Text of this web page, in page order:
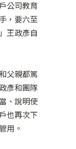
公司教育
，要六至
王政彥自
父親都篤
彥和團隊
、說明使
也再次下
用。